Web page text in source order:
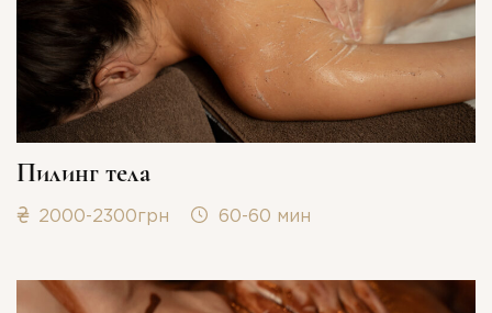
Пилинг тела
2000-2300грн 60-60 мин